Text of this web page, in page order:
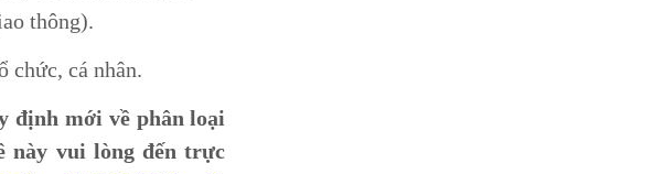
thông).
chức, cá nhân.
định mới về phân loại
này vui lòng đến trực